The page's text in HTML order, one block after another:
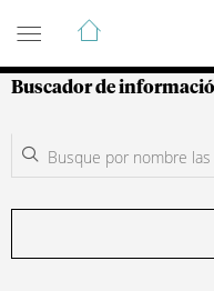
Guía de
Buscador de